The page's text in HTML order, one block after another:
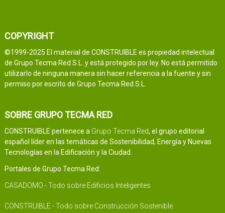
COPYRIGHT
©1999-2025 El material de CONSTRUIBLE es propiedad intelectual
de Grupo Tecma Red S.L. y está protegido por ley. No está permitido
utilizarlo de ninguna manera sin hacer referencia a la fuente y sin
permiso por escrito de Grupo Tecma Red S.L.
SOBRE GRUPO TECMA RED
CONSTRUIBLE pertenece a Grupo Tecma Red, el grupo editorial
español líder en las temáticas de Sostenibilidad, Energía y Nuevas
Tecnologías en la Edificación y la Ciudad.
Portales de Grupo Tecma Red:
CASADOMO - Todo sobre Edificios Inteligentes
CONSTRUIBLE - Todo sobre Construcción Sostenible